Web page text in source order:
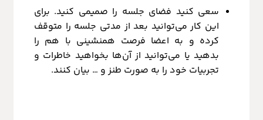
سعی کنید فضای جلسه را صمیمی کنید. برای
این کار می‌توانید بعد از مدتی جلسه را متوقف
کرده و به اعضا فرصت همنشینی با هم را
بدهید یا می‌توانید از آن‌ها بخواهید خاطرات و
تجربیات خود را به صورت طنز و … بیان کنند.